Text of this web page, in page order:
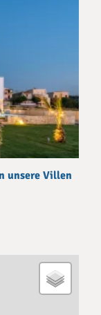
unsere Villen